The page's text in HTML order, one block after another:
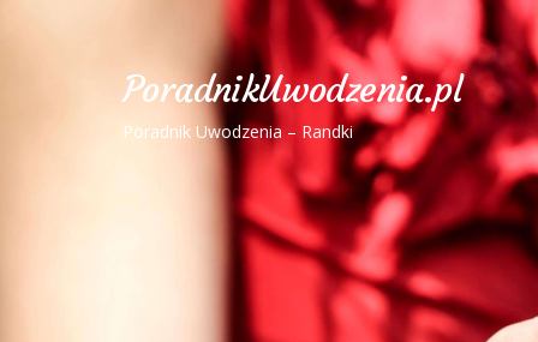
PoradnikUwodzenia.pl
Poradnik Uwodzenia – Randki